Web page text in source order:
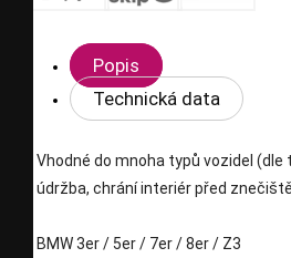
Popis
Technická data
Vhodné do mnoha typů vozidel (dle
údržba, chrání interiér před
BMW 3er / 5er / 7er / 8er / Z3